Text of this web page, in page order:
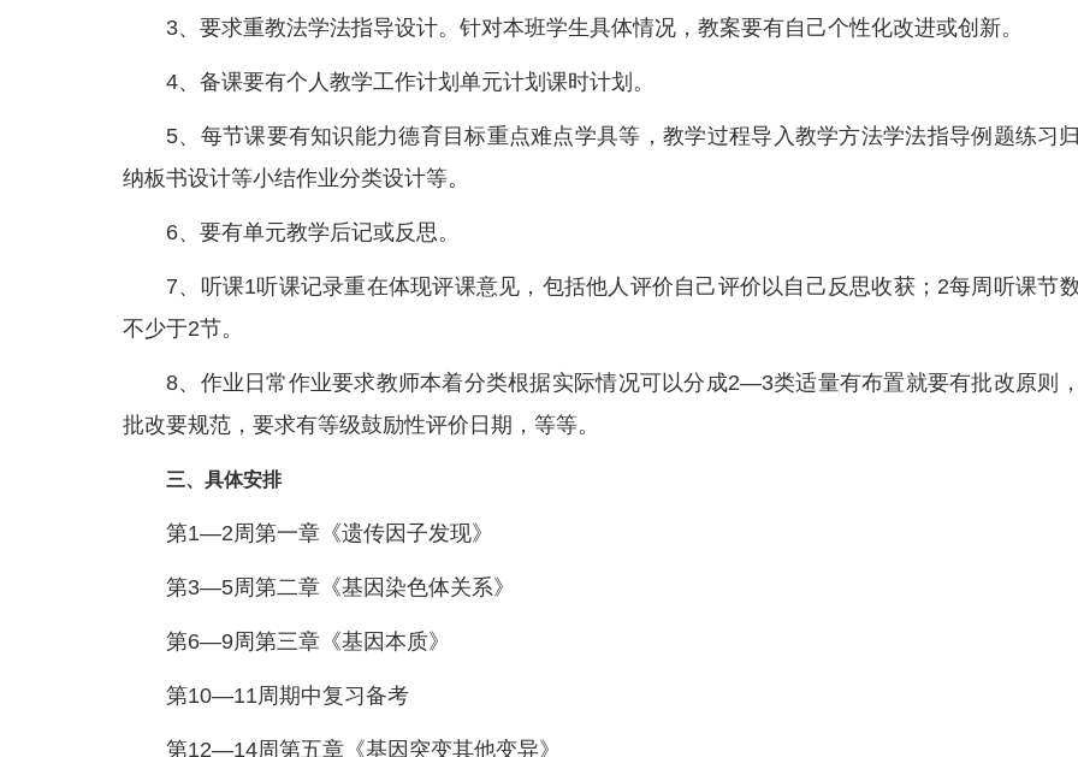
3、要求重教法学法指导设计。针对本班学生具体情况，教案要有自己个性化改进或创新。
4、备课要有个人教学工作计划单元计划课时计划。
5、每节课要有知识能力德育目标重点难点学具等，教学过程导入教学方法学法指导例题练习归
纳板书设计等小结作业分类设计等。
6、要有单元教学后记或反思。
7、听课1听课记录重在体现评课意见，包括他人评价自己评价以自己反思收获；2每周听课节
不少于2节。
8、作业日常作业要求教师本着分类根据实际情况可以分成2—3类适量有布置就要有批改原则，
批改要规范，要求有等级鼓励性评价日期，等等。
三、具体安排
第1—2周第一章《遗传因子发现》
第3—5周第二章《基因染色体关系》
第6—9周第三章《基因本质》
第10—11周期中复习备考
第12—14周第五章《基因突变其他变异》